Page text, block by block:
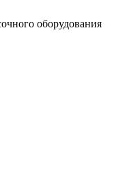
оборудования